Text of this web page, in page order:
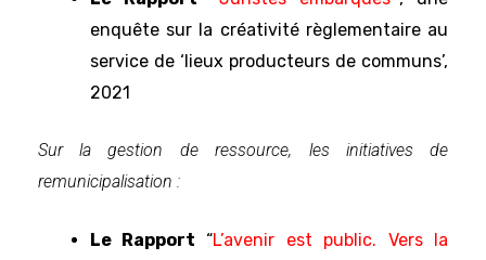
enquête sur la créativité règlementaire au
service de ‘lieux producteurs de communs’,
2021
Sur la gestion de ressource, les initiatives de
remunicipalisation :
Le Rapport “L’avenir est public. Vers la